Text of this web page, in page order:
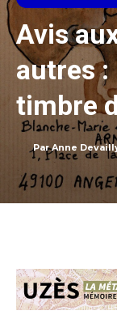
Avis
autres :
timbre
Par Anne